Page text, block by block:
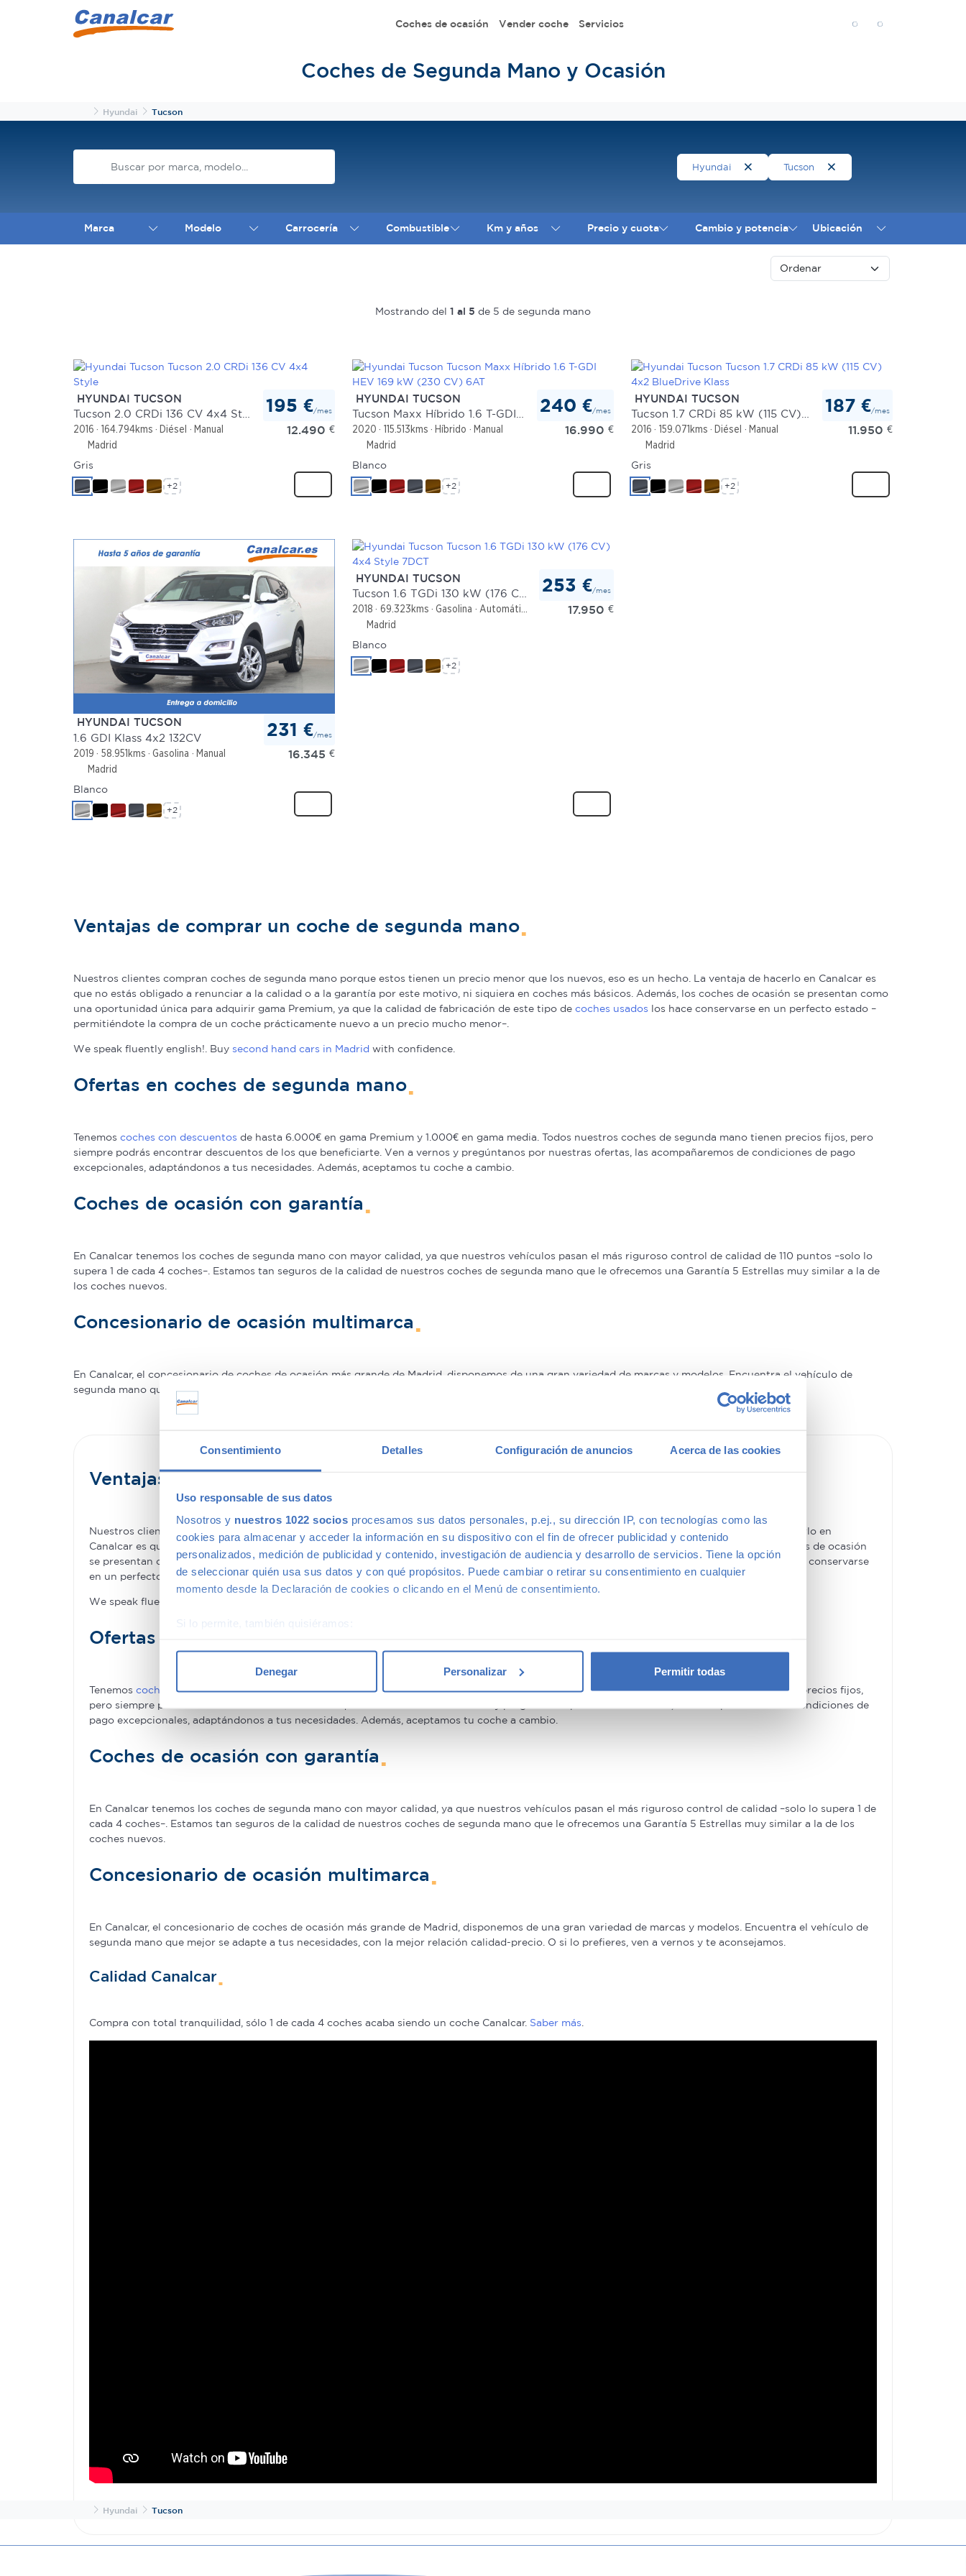
Consentimiento Detalles Configuración de anuncios Acerca de las cookies
Uso responsable de sus datos
Nosotros y nuestros 1022 socios procesamos sus datos personales, p.ej., su dirección IP, con tecnologías como las
cookies para almacenar y acceder la información en su dispositivo con el fin de ofrecer publicidad y contenido
personalizados, medición de publicidad y contenido, investigación de audiencia y desarrollo de servicios. Tiene la opción
de seleccionar quién usa sus datos y con qué propósitos. Puede cambiar o retirar su consentimiento en cualquier
momento desde la Declaración de cookies o clicando en el Menú de consentimiento.
Si lo permite, también quisiéramos:
Obtenga más información sobre cómo se procesan sus datos personales y establezca sus preferencias en la
y analizar el tráfico. Además, compartimos información sobre el uso que haga del sitio web con nuestros partners de
redes sociales, publicidad y análisis web, quienes pueden combinarla con otra información que les haya proporcionado o
Denegar Personalizar Permitir todas
Coches de ocasión Vender coche Servicios
Coches de Segunda Mano y Ocasión
InicioHyundai Tucson
Hyundai Tucson
Marca Modelo Carrocería Combustible Km y años Precio y cuota Cambio y potencia Ubicación
Mostrando del 1 al 5 de 5 de segunda mano
HYUNDAI TUCSON
Tucson 2.0 CRDi 136 CV 4x4 Style
2016 164.794kms Diésel
Manual
Madrid
195 €/mes
12.490 €
Gris
+2
HYUNDAI TUCSON
Tucson Maxx Híbrido 1.6 T-GDI HEV 169 kW (230 CV) 6AT
2020 115.513kms Híbrido
Manual
Madrid
240 €/mes
16.990 €
Blanco
+2
HYUNDAI TUCSON
Tucson 1.7 CRDi 85 kW (115 CV) 4x2 BlueDrive Klass
2016 159.071kms Diésel
Manual
Madrid
187 €/mes
11.950 €
Gris
+2
HYUNDAI TUCSON
1.6 GDI Klass 4x2 132CV
2019 58.951kms Gasolina
Manual
Madrid
231 €/mes
16.345 €
Blanco
+2
HYUNDAI TUCSON
Tucson 1.6 TGDi 130 kW (176 CV) 4x4 Style 7DCT
2018 69.323kms Gasolina
Automático
Madrid
253 €/mes
17.950 €
Blanco
+2
Ventajas de comprar un coche de segunda mano
Nuestros clientes compran coches de segunda mano porque estos tienen un precio menor que los nuevos, eso es un hecho. La ventaja de hacerlo en Canalcar es
que no estás obligado a renunciar a la calidad o a la garantía por este motivo, ni siquiera en coches más básicos. Además, los coches de ocasión se presentan como
una oportunidad única para adquirir gama Premium, ya que la calidad de fabricación de este tipo de coches usados los hace conservarse en un perfecto estado –
permitiéndote la compra de un coche prácticamente nuevo a un precio mucho menor–.
We speak fluently english!. Buy second hand cars in Madrid with confidence.
Ofertas en coches de segunda mano
Tenemos coches con descuentos de hasta 6.000€ en gama Premium y 1.000€ en gama media. Todos nuestros coches de segunda mano tienen precios fijos, pero
siempre podrás encontrar descuentos de los que beneficiarte. Ven a vernos y pregúntanos por nuestras ofertas, las acompañaremos de condiciones de pago
excepcionales, adaptándonos a tus necesidades. Además, aceptamos tu coche a cambio.
Coches de ocasión con garantía
En Canalcar tenemos los coches de segunda mano con mayor calidad, ya que nuestros vehículos pasan el más riguroso control de calidad de 110 puntos –solo lo
supera 1 de cada 4 coches–. Estamos tan seguros de la calidad de nuestros coches de segunda mano que le ofrecemos una Garantía 5 Estrellas muy similar a la de
los coches nuevos.
Concesionario de ocasión multimarca
En Canalcar, el concesionario de coches de ocasión más grande de Madrid, disponemos de una gran variedad de marcas y modelos. Encuentra el vehículo de
segunda mano que mejor se adapte a tus necesidades, con la mejor relación calidad-precio. O si lo prefieres, ven a vernos y te aconsejamos.
Ventajas de comprar un coche de segunda mano
Nuestros clientes compran coches de segunda mano porque estos tienen un precio menor que los nuevos, eso es un hecho. La ventaja de hacerlo en
Canalcar es que no estás obligado a renunciar a la calidad o a la garantía por este motivo, ni siquiera en coches más básicos. Además, los coches de ocasión
se presentan como una oportunidad única para adquirir gama Premium, ya que la calidad de fabricación de este tipo decoches usadoslos hace conservarse
en un perfecto estado –permitiéndote la compra de un coche prácticamente nuevo a un precio mucho menor–.
We speak fluently english!. Buy
Ofertas en coches de segunda mano
Tenemos coches con descuentosde hasta 6.000€ en gama Premium y 1.000€ en gama media. Todos nuestros coches de segunda mano tienen precios fijos,
pero siempre podrás encontrar descuentos de los que beneficiarte. Ven a vernos y pregúntanos por nuestras ofertas, las acompañaremos de condiciones de
pago excepcionales, adaptándonos a tus necesidades. Además, aceptamos tu coche a cambio.
Coches de ocasión con garantía
En Canalcar tenemos los coches de segunda mano con mayor calidad, ya que nuestros vehículos pasan el más riguroso control de calidad –solo lo supera 1 de
cada 4 coches–. Estamos tan seguros de la calidad de nuestros coches de segunda mano que le ofrecemos una Garantía 5 Estrellas muy similar a la de los
coches nuevos.
Concesionario de ocasión multimarca
En Canalcar, el concesionario de coches de ocasión más grande de Madrid, disponemos de una gran variedad de marcas y modelos. Encuentra el vehículo de
segunda mano que mejor se adapte a tus necesidades, con la mejor relación calidad-precio. O si lo prefieres, ven a vernos y te aconsejamos.
Calidad Canalcar
Compra con total tranquilidad, sólo 1 de cada 4 coches acaba siendo un coche Canalcar. Saber más
InicioHyundai Tucson